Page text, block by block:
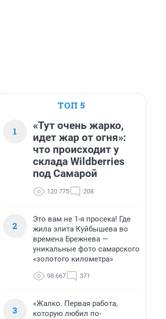
ТОП 5
1
«Тут очень жарко,
идет жар от огня»:
что происходит у
склада Wildberries
под Самарой
120 775 208
2
Это вам не 1-я просека! Где
жила элита Куйбышева во
времена Брежнева —
уникальные фото самарского
«золотого километра»
98 667 371
3
«Жалко. Первая работа,
которую любил по-